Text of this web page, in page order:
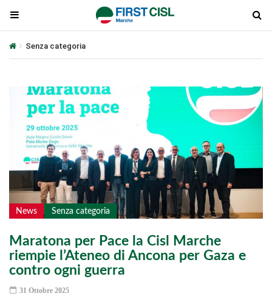
Senza categoria
News Senza categoria
Maratona per Pace la Cisl Marche
riempie l’Ateneo di Ancona per Gaza e
contro ogni guerra
31 Ottobre 2025